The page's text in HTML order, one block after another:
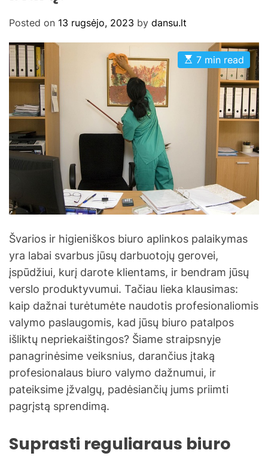
Posted on 13 rugsėjo, 2023 by dansu.lt
E
s
i
m
e
7 min read
Švarios ir higieniškos biuro aplinkos palaikymas
yra labai svarbus jūsų darbuotojų gerovei,
įspūdžiui, kurį darote klientams, ir bendram jūsų
verslo produktyvumui. Tačiau lieka klausimas:
kaip dažnai turėtumėte naudotis profesionaliomis
valymo paslaugomis, kad jūsų biuro patalpos
išliktų nepriekaištingos? Šiame straipsnyje
panagrinėsime veiksnius, darančius įtaką
profesionalaus biuro valymo dažnumui, ir
pateiksime įžvalgų, padėsiančių jums priimti
pagrįstą sprendimą.
Suprasti reguliaraus biuro